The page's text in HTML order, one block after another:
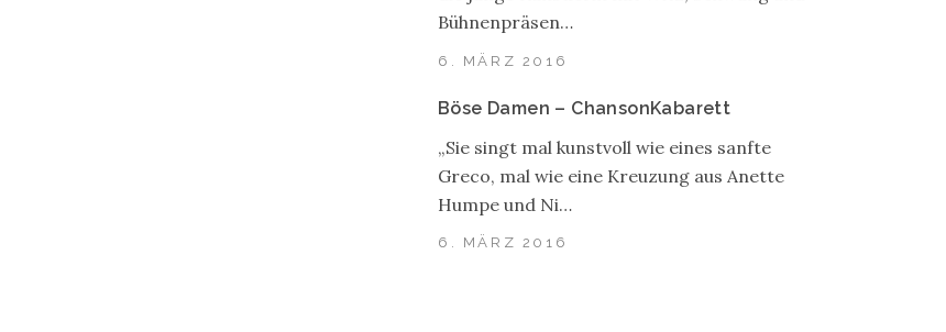
6. MÄRZ 2016
Bühnenpräsen…
Böse Damen – ChansonKabarett
6. MÄRZ 2016
„Sie singt mal kunstvoll wie eines sanfte
Greco, mal wie eine Kreuzung aus Anette
Humpe und Ni…